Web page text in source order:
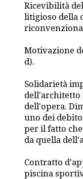
Ricevibilità
litigioso della
Motivazione
d).
Solidarietà
dell'architetto
dell'opera.
uno dei
per il fatto
da quella
Contratto
piscina